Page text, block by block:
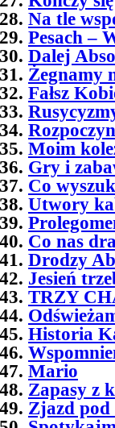
Na tle
Pesach –
Dalej
Żegnamy
Fałsz
Moim
Gry i
Co
Utwory
Co nas
Drodzy
Jesień
TRZY
Historia
Mario
Zapasy z
Zjazd